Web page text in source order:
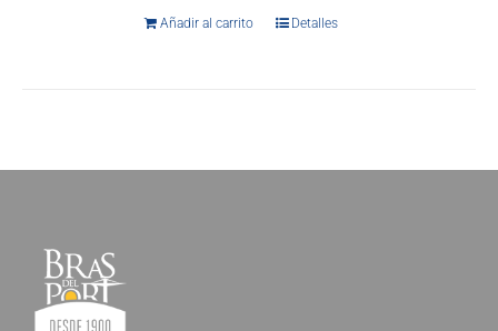
Añadir al carrito Detalles